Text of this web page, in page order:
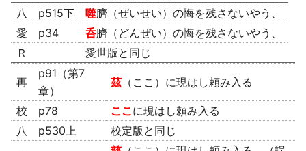
八
p515下 噬臍（ぜいせい）の悔を残さないやう、
愛
p34 呑臍（どんぜい）の悔を残さないやう、
Ｒ
愛世版と同じ
再
p91（第7
章）
茲 （ここ）に現はし頼み入る
校 p78 ここに現はし頼み入る
八
p530上 校定版と同じ